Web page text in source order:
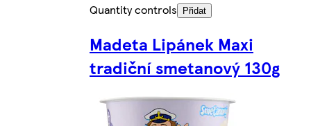
Quantity controls
Přidat
Madeta Lipánek Maxi
tradiční smetanový 130g